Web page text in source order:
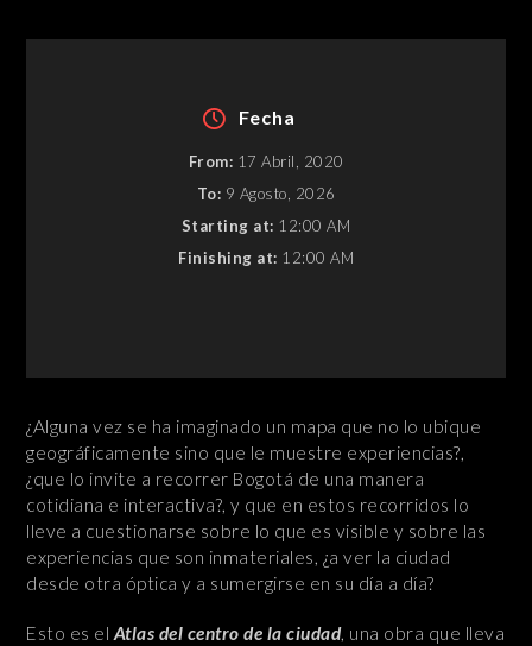
Fecha
From: 17 Abril, 2020
To: 9 Agosto, 2026
Starting at: 12:00 AM
Finishing at: 12:00 AM
¿Alguna vez se ha imaginado un mapa que no lo ubique
geográficamente sino que le muestre experiencias?,
¿que lo invite a recorrer Bogotá de una manera
cotidiana e interactiva?, y que en estos recorridos lo
lleve a cuestionarse sobre lo que es visible y sobre las
experiencias que son inmateriales, ¿a ver la ciudad
desde otra óptica y a sumergirse en su día a día?
Esto es el Atlas del centro de la ciudad, una obra que lleva